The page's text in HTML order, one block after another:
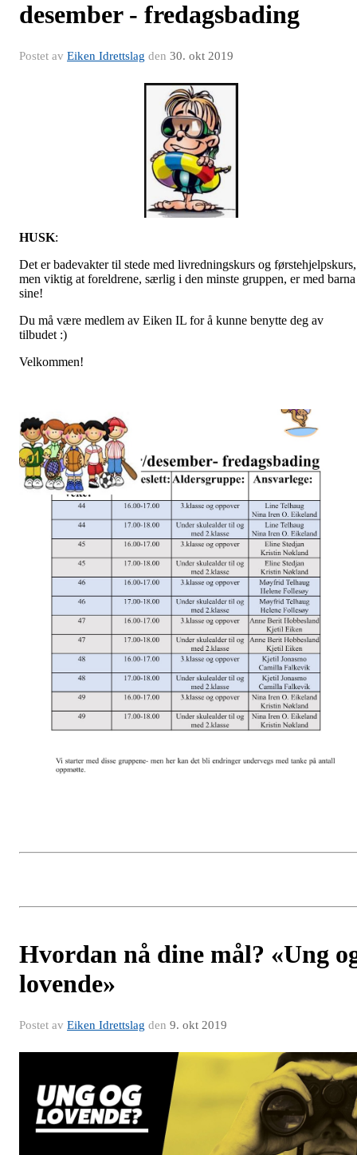
desember - fredagsbading
Postet av Eiken Idrettslag den 30. okt 2019
HUSK:
Det er badevakter til stede med livredningskurs og førstehjelpskurs,
men viktig at foreldrene, særlig i den minste gruppen, er med barna
sine!
Du må være medlem av Eiken IL for å kunne benytte deg av
tilbudet :)
Velkommen!
Hvordan nå dine mål? «Ung
lovende»
Postet av Eiken Idrettslag den 9. okt 2019